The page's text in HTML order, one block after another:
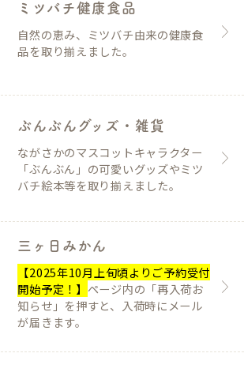
ミツバチ健康食品
自然の恵み、ミツバチ由来の健康食
品を取り揃えました。
ぶんぶんグッズ・雑貨
ながさかのマスコットキャラクター
「ぶんぶん」の可愛いグッズやミツ
バチ絵本等を取り揃えました。
三ヶ日みかん
【2025年10月上旬頃よりご予約受付
開始予定！】 ページ内の「再入荷お
知らせ」を押すと、入荷時にメール
が届きます。